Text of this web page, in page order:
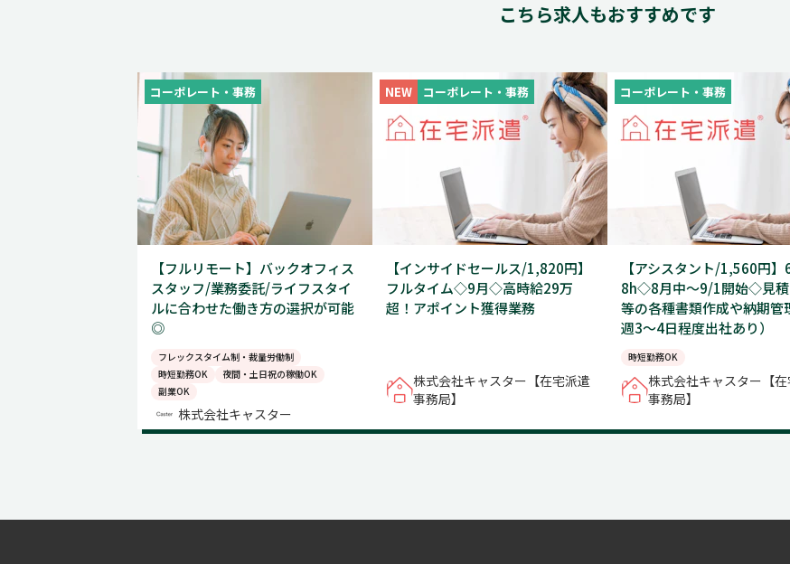
こちら求人もおすすめです
コーポレート・事務
【フルリモート】バックオフィス
スタッフ/業務委託/ライフスタイ
ルに合わせた働き方の選択が可能
◎
フレックスタイム制・裁量労働制
時短勤務OK
夜間・土日祝の稼働OK
副業OK
株式会社キャスター
NEW コーポレート・事務
【インサイドセールス/1,820円】
フルタイム◇9月◇高時給29万
超！アポイント獲得業務
株式会社キャスター【在宅派遣
事務局】
コーポレート・事務
【アシスタント/1,560円】
8h◇8月中～9/1開始◇見積
等の各種書類作成や納期
週3～4日程度出社あり）
時短勤務OK
株式会社キャスター【
事務局】